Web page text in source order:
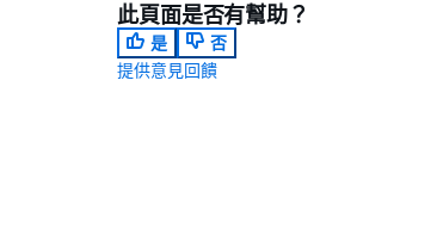
此頁面是否有幫助？
是
否
提供意見回饋